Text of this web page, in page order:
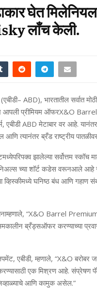
घेत
लाँच केली.
एबीडी– ABD), भारतातील सर्वात मोठी
आपली प्रीमियम ऑफरX&O
, एबीडीABD मेटाबार वर आहे. यानंतर
आणि त्यानंतर ब्रँड राष्ट्रीय
परिपक्व झालेल्या सर्वोत्तम स्कॉच
च्या शॉर्ट कडेस वरूनआले आहे
व्हिस्कीमध्ये घनिष्ठ बंध आणि गहाण
म्हणाले, “X&O Barrel
ब्रँड्सऑफर करण्याच्या
, एबीडी, म्हणाले, “X&O बरोबर
एक मिश्रण आहे. संप्रेषण
आणि कामुक असेल.”